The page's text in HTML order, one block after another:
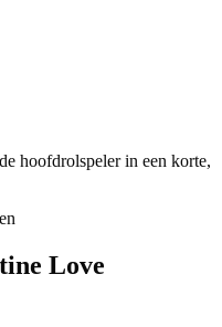
hoofdrolspeler in een korte,
Love